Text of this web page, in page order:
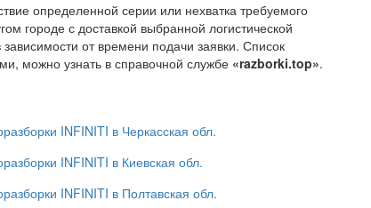
определенной серии или нехватка требуемого
городе с доставкой выбранной логистической
от времени подачи заявки. Список
можно узнать в справочной службе «razborki.top».
INFINITI в Черкасская обл.
INFINITI в Киевская обл.
INFINITI в Полтавская обл.